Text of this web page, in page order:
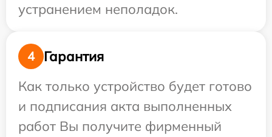
устранением неполадок.
4
Гарантия
Как только устройство будет готово
и подписания акта выполненных
работ Вы получите фирменный